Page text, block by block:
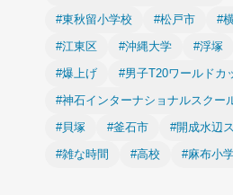
#東秋留小学校
#松戸市
#
#江東区
#沖縄大学 #浮塚
#爆上げ
#男子T20ワールドカ
#神石インターナショナルスクー
#貝塚
#釜石市
#開成水辺
#雑な時間
#高校 #麻布小